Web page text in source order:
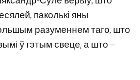
паколькі яны
разуменнем таго, што
ў гэтым свеце, а што —